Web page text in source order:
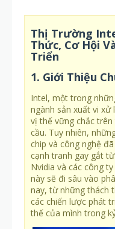
Thị Trường
Thức, Cơ Hội
Triển
1. Giới Thiệu
Intel, một trong
ngành sản xuất vi
vị thế vững chắc
cầu. Tuy nhiên,
chip và công nghệ
cạnh tranh gay gắt
Nvidia và các công
này sẽ đi sâu vào
nay, từ những thách
các chiến lược phát
thế của mình trong